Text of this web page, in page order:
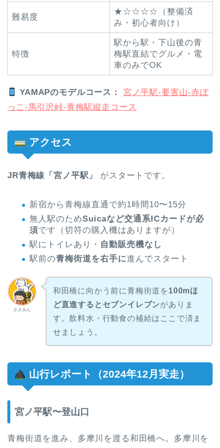
難易度
★☆☆☆☆（整備済
み・初心者向け）
特徴
駅から駅・下山後の青
梅駅直結でグルメ・電
車のみでOK
YAMAPのモデルコース：
宮ノ平駅-要害山-赤ぼ
っこ-馬引沢峠-青梅駅縦走コース
アクセス
JR青梅線「宮ノ平駅」 がスタートです。
新宿から青梅線直通で約1時間10〜15分
無人駅のためSuicaなど交通系ICカードが必
須です（切符の購入機はありますが）
駅にトイレあり・ 自動販売機なし
駅前の青梅街道を右手に進んでスタート
ささみん
和田橋に向かう前に青梅街道を 100mほ
ど直進するとセブンイレブンがありま
す。飲料水・行動食の補給はここで済ま
せましょう。
山行レポート（2024年12月実走）
宮ノ平駅〜登山口
青梅街道を進み、多摩川を渡る和田橋へ。多摩川を